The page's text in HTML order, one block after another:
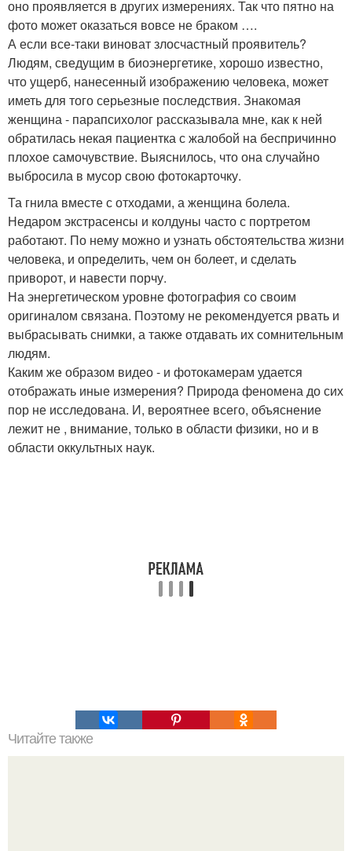
оно проявляется в других измерениях. Так что пятно на
фото может оказаться вовсе не браком ….
А если все-таки виноват злосчастный проявитель?
Людям, сведущим в биоэнергетике, хорошо известно,
что ущерб, нанесенный изображению человека, может
иметь для того серьезные последствия. Знакомая
женщина - парапсихолог рассказывала мне, как к ней
обратилась некая пациентка с жалобой на беспричинно
плохое самочувствие. Выяснилось, что она случайно
выбросила в мусор свою фотокарточку.
Та гнила вместе с отходами, а женщина болела.
Недаром экстрасенсы и колдуны часто с портретом
работают. По нему можно и узнать обстоятельства жизни
человека, и определить, чем он болеет, и сделать
приворот, и навести порчу.
На энергетическом уровне фотография со своим
оригиналом связана. Поэтому не рекомендуется рвать и
выбрасывать снимки, а также отдавать их сомнительным
людям.
Каким же образом видео - и фотокамерам удается
отображать иные измерения? Природа феномена до сих
пор не исследована. И, вероятнее всего, объяснение
лежит не , внимание, только в области физики, но и в
области оккультных наук.
Читайте также